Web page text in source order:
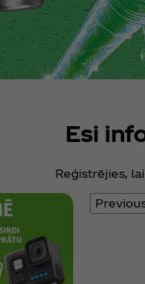
Esi
Reģistrējies,